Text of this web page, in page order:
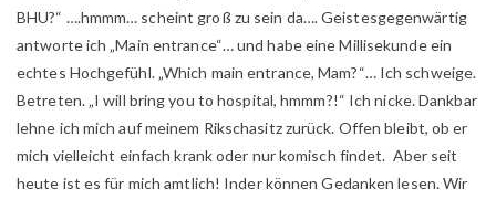
BHU?“ ….hmmm… scheint groß zu sein da…. Geistesgegenwärtig
antworte ich „Main entrance“… und habe eine Millisekunde ein
echtes Hochgefühl. „Which main entrance, Mam?“… Ich schweige.
Betreten. „I will bring you to hospital, hmmm?!“ Ich nicke. Dankbar
lehne ich mich auf meinem Rikschasitz zurück. Offen bleibt, ob er
mich vielleicht einfach krank oder nur komisch findet. Aber seit
heute ist es für mich amtlich! Inder können Gedanken lesen. Wir